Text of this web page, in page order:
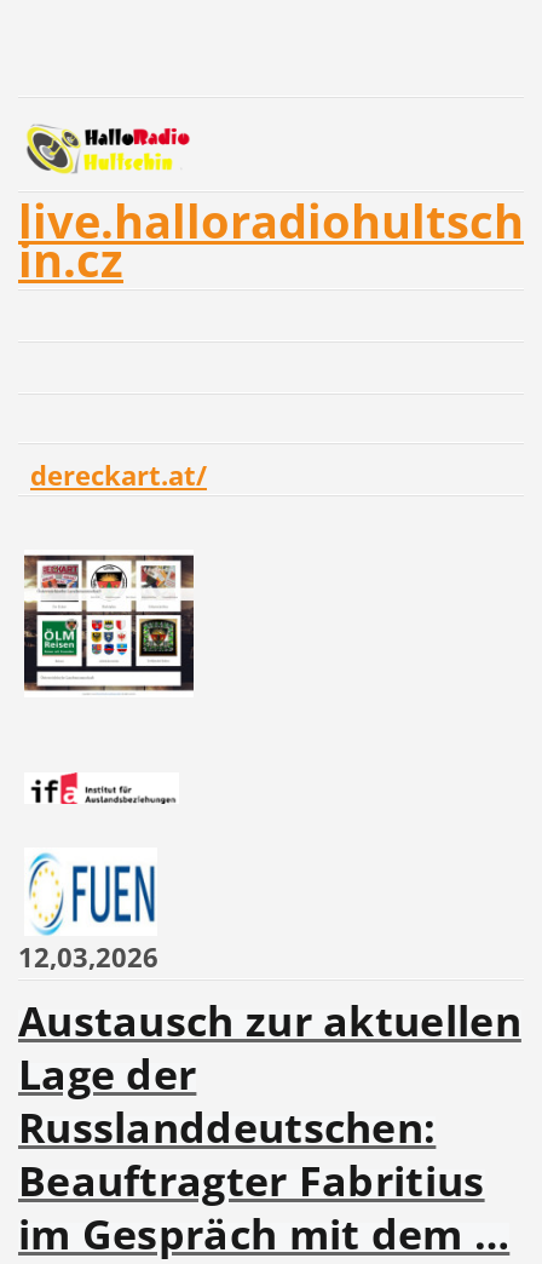
live.halloradiohultsch
in.cz
dereckart.at/
12,03,2026
Austausch zur aktuellen
Lage der
Russlanddeutschen:
Beauftragter Fabritius
im Gespräch mit dem …